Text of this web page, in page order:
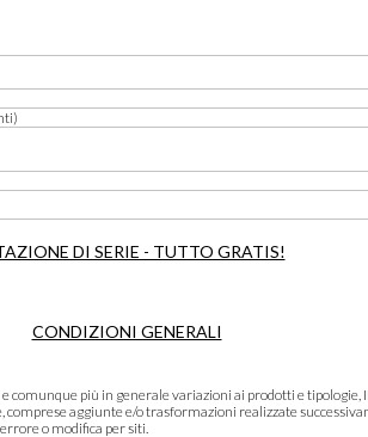
DI SERIE - TUTTO GRATIS!
CONDIZIONI GENERALI
comunque più in generale variazioni ai prodotti e tipologie,
comprese aggiunte e/o trasformazioni realizzate
o modifica per siti.